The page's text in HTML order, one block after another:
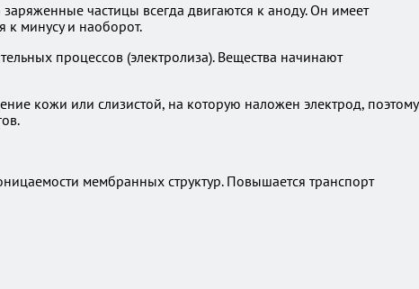
частицы всегда двигаются к аноду. Он имеет
к минусу и наоборот.
процессов (электролиза). Вещества начинают
кожи или слизистой, на которую наложен электрод, поэтому
мембранных структур. Повышается транспорт